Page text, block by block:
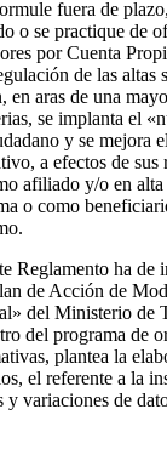
fuera de
o se practique de
por Cuenta
de las altas
en aras de una
se implanta el
y se mejora
a efectos de sus
afiliado y/o en
o como
Reglamento ha de
de Acción de
del Ministerio de
del programa de
plantea la
el referente a la
variaciones de